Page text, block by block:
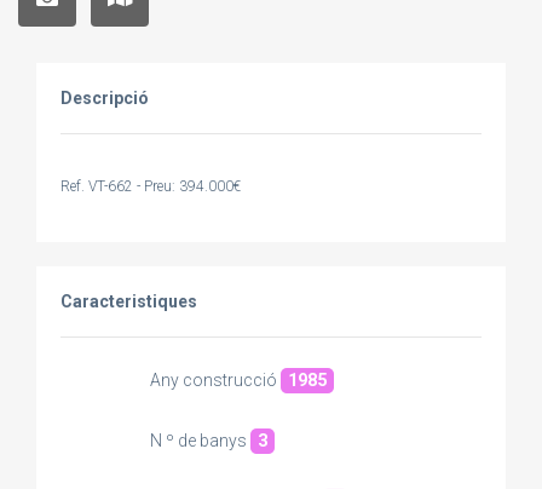
Descripció
Ref. VT-662 - Preu: 394.000€
Caracteristiques
Any construcció 1985
N º de banys 3